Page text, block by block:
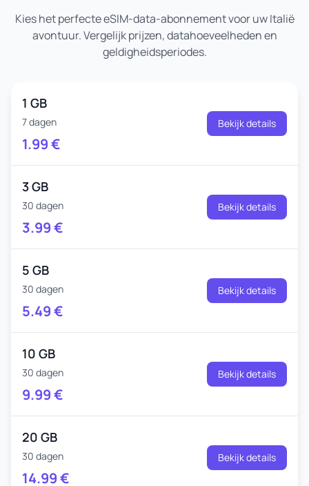
Kies het perfecte eSIM-data-abonnement voor uw Italië
avontuur. Vergelijk prijzen, datahoeveelheden en
geldigheidsperiodes.
1 GB
7 dagen
1.99€
Bekijk details
3 GB
30 dagen
3.99€
Bekijk details
5 GB
30 dagen
5.49€
Bekijk details
10 GB
30 dagen
9.99€
Bekijk details
20 GB
30 dagen
14.99€
Bekijk details